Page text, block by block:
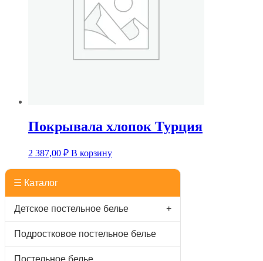
Покрывала хлопок Турция
2 387,00 ₽ В корзину
☰ Каталог
Детское постельное белье +
Подростковое постельное белье
Постельное белье